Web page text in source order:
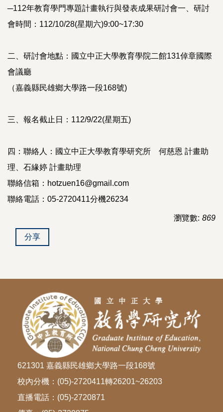
─112年教育學門專題計畫執行與發表成果研討會一、研討
會時間：112/10/28(星期六)9:00~17:30
二、研討會地點：國立中正大學教育學院二館131倬章國際
會議廳
（嘉義縣民雄鄉大學路一段168號)
三、報名截止日：112/9/22(星期五)
四：聯絡人：國立中正大學教育學研究所 何慈恩 計畫助
理、石緣婷 計畫助理
聯絡信箱：hotzuen16@gmail.com
聯絡電話：05-2720411分機26234
瀏覽數: 869
分享
621301 嘉義縣民雄鄉大學路一段168號
校內分機：(05)-2720411轉26201~26203
直播電話：(05)-2720871